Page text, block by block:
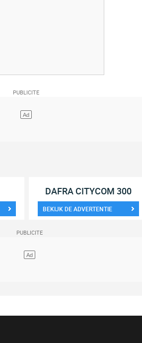
DAFRA CITYCOM 300
BEKIJK DE ADVERTENTIE